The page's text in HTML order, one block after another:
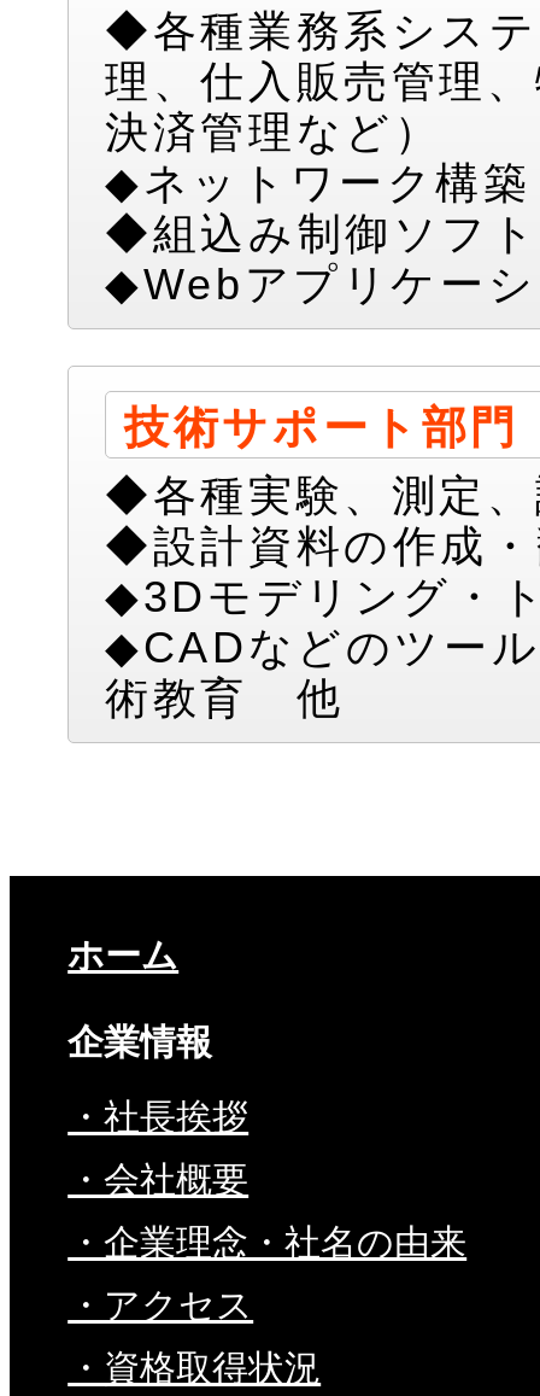
◆各種業務系シス
理、仕入販売管理
決済管理など）
◆ネットワーク構
◆組込み制御ソフ
◆Webアプリケー
技術サポート部門
◆各種実験、測定
◆設計資料の作成
◆3Dモデリング・
◆CADなどのツー
術教育 他
ホーム
企業情報
・社長挨拶
・会社概要
・企業理念・社名の由来
・アクセス
・資格取得状況